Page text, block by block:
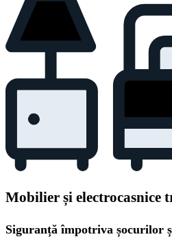
Mobilier și electrocasnice
Siguranță împotriva șocurilor